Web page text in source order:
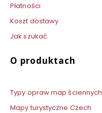
Płatności
Koszt dostawy
Jak szukać
O produktach
Typy opraw map ściennych
Mapy turystyczne Czech